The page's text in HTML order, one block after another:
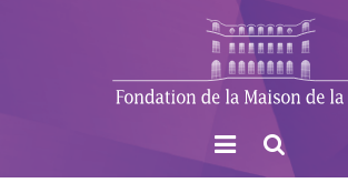
Menu